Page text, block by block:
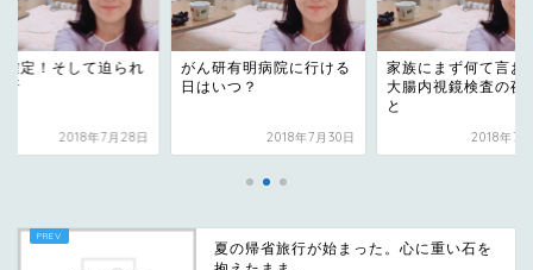
研有明病院に行ける
つ？
2018年7月30日
家族にまず何て言おう？
大腸内視鏡検査の夜のこ
2018年7月20日
がん確定！そして迫
る決断
2018年7
夏の帰省旅行が始まった。心に重い石を